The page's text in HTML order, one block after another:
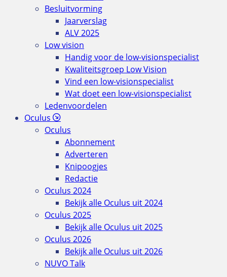
Besluitvorming
Jaarverslag
ALV 2025
Low vision
Handig voor de low-visionspecialist
Kwaliteitsgroep Low Vision
Vind een low-visionspecialist
Wat doet een low-visionspecialist
Ledenvoordelen
Oculus
Oculus
Abonnement
Adverteren
Knipoogjes
Redactie
Oculus 2024
Bekijk alle Oculus uit 2024
Oculus 2025
Bekijk alle Oculus uit 2025
Oculus 2026
Bekijk alle Oculus uit 2026
NUVO Talk